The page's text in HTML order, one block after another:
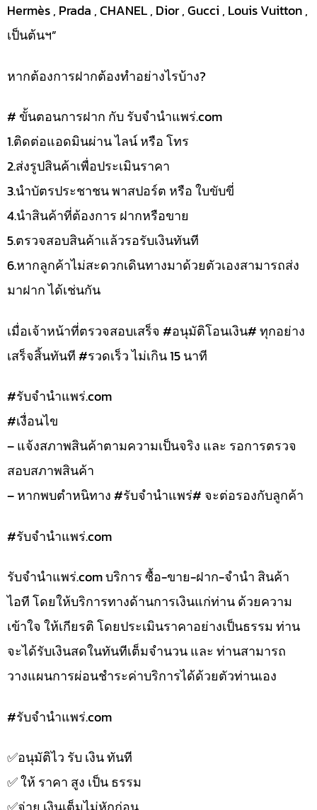
Hermès , Prada , CHANEL , Dior , Gucci , Louis Vuitton ,
เป็นต้นฯ”
หากต้องการฝากต้องทำอย่างไรบ้าง?
# ขั้นตอนการฝาก กับ รับจำนำแพร่.com
1.ติดต่อแอดมินผ่าน ไลน์ หรือ โทร
2.ส่งรูปสินค้าเพื่อประเมินราคา
3.นำบัตรประชาชน พาสปอร์ต หรือ ใบขับขี่
4.นำสินค้าที่ต้องการ ฝากหรือขาย
5.ตรวจสอบสินค้าแล้วรอรับเงินทันที
6.หากลูกค้าไม่สะดวกเดินทางมาด้วยตัวเองสามารถส่ง
มาฝาก ได้เช่นกัน
เมื่อเจ้าหน้าที่ตรวจสอบเสร็จ #อนุมัติโอนเงิน# ทุกอย่าง
เสร็จสิ้นทันที #รวดเร็ว ไม่เกิน 15 นาที
#รับจํานําแพร่.com
#เงื่อนไข
– แจ้งสภาพสินค้าตามความเป็นจริง และ รอการตรวจ
สอบสภาพสินค้า
– หากพบตำหนิทาง #รับจำนำแพร่# จะต่อรองกับลูกค้า
#รับจํานําแพร่.com
รับจํานําแพร่.com บริการ ซื้อ-ขาย-ฝาก-จำนำ สินค้า
ไอที โดยให้บริการทางด้านการเงินแก่ท่าน ด้วยความ
เข้าใจ ให้เกียรติ โดยประเมินราคาอย่างเป็นธรรม ท่าน
จะได้รับเงินสดในทันทีเต็มจำนวน และ ท่านสามารถ
วางแผนการผ่อนชำระค่าบริการได้ด้วยตัวท่านเอง
#รับจํานําแพร่.com
✅️อนุมัติไว รับ เงิน ทันที
✅️ ให้ ราคา สูง เป็น ธรรม